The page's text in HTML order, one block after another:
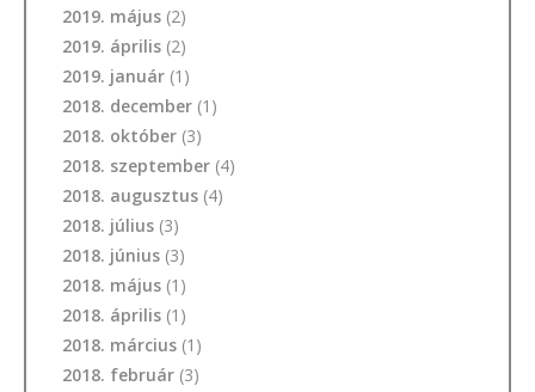
2019. május (2)
2019. április (2)
2019. január (1)
2018. december (1)
2018. október (3)
2018. szeptember (4)
2018. augusztus (4)
2018. július (3)
2018. június (3)
2018. május (1)
2018. április (1)
2018. március (1)
2018. február (3)